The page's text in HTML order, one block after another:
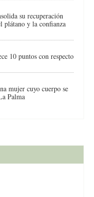
su recuperación
plátano y la confianza
10 puntos con respecto
mujer cuyo cuerpo se
Palma